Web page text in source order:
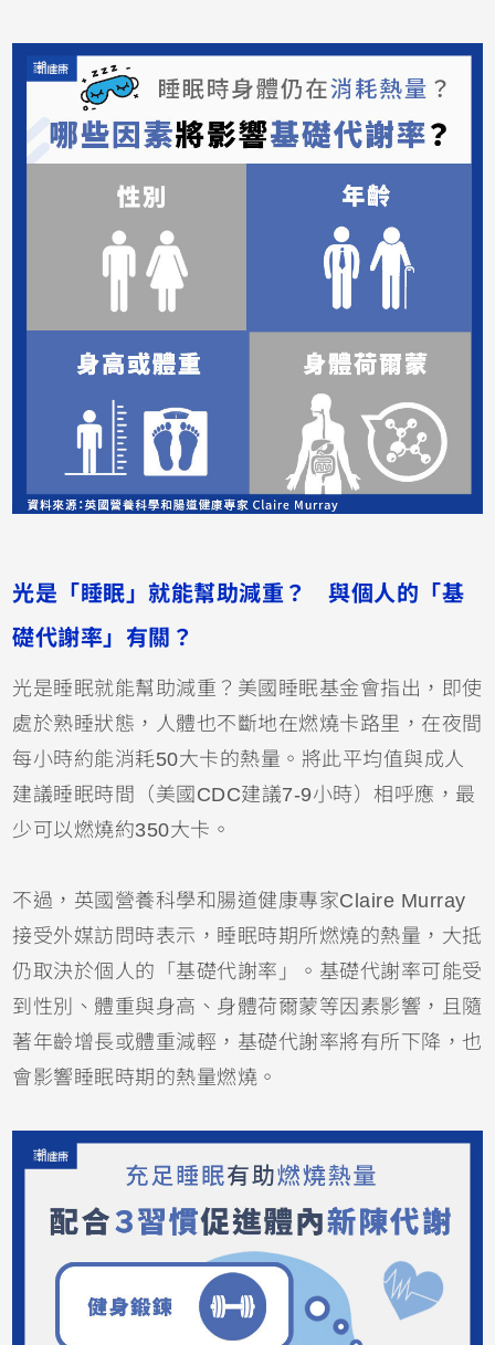
光是「睡眠」就能幫助減重？ 與個人的「基
礎代謝率」有關？
光是睡眠就能幫助減重？美國睡眠基金會指出，即使
處於熟睡狀態，人體也不斷地在燃燒卡路里，在夜間
每小時約能消耗50大卡的熱量。將此平均值與成人
建議睡眠時間（美國CDC建議7-9小時）相呼應，最
少可以燃燒約350大卡。
不過，英國營養科學和腸道健康專家Claire Murray
接受外媒訪問時表示，睡眠時期所燃燒的熱量，大抵
仍取決於個人的「基礎代謝率」。基礎代謝率可能受
到性別、體重與身高、身體荷爾蒙等因素影響，且隨
著年齡增長或體重減輕，基礎代謝率將有所下降，也
會影響睡眠時期的熱量燃燒。